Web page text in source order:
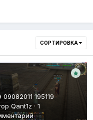
СОРТИРОВКА
09082011 195119
Qant1z ·1